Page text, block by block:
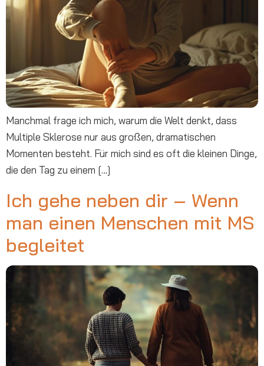
Manchmal frage ich mich, warum die Welt denkt, dass
Multiple Sklerose nur aus großen, dramatischen
Momenten besteht. Für mich sind es oft die kleinen Dinge,
die den Tag zu einem […]
Ich gehe neben dir – Wenn
man einen Menschen mit MS
begleitet